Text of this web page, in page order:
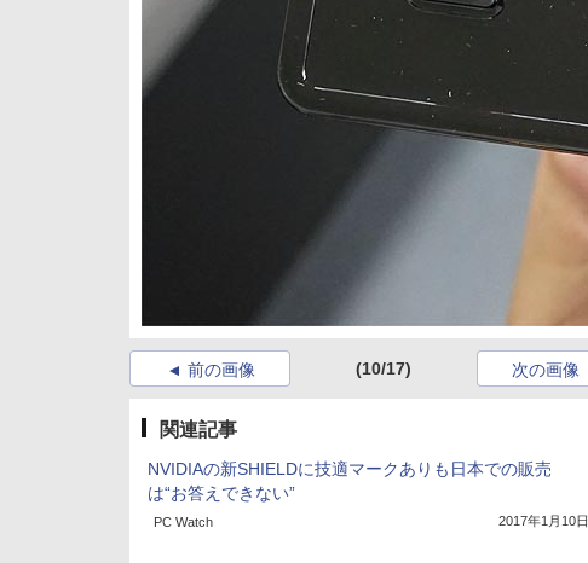
前の画像 (10/17) 次の画像
関連記事
NVIDIAの新SHIELDに技適マークありも日本での販売
は“お答えできない”
PC Watch 2017年1月10日